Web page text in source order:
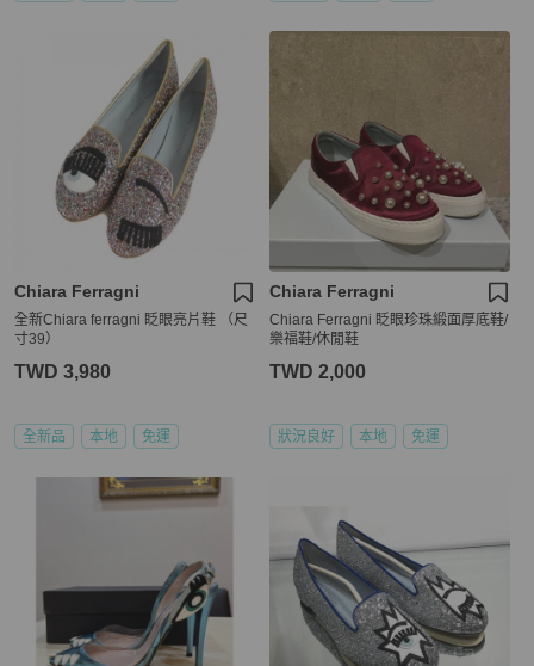
Chiara Ferragni
全新Chiara ferragni 眨眼亮片鞋 （尺
寸39）
TWD 3,980
全新品 本地 免運
Chiara Ferragni
Chiara Ferragni 眨眼珍珠緞面厚底鞋/
樂福鞋/休閒鞋
TWD 2,000
狀況良好 本地 免運